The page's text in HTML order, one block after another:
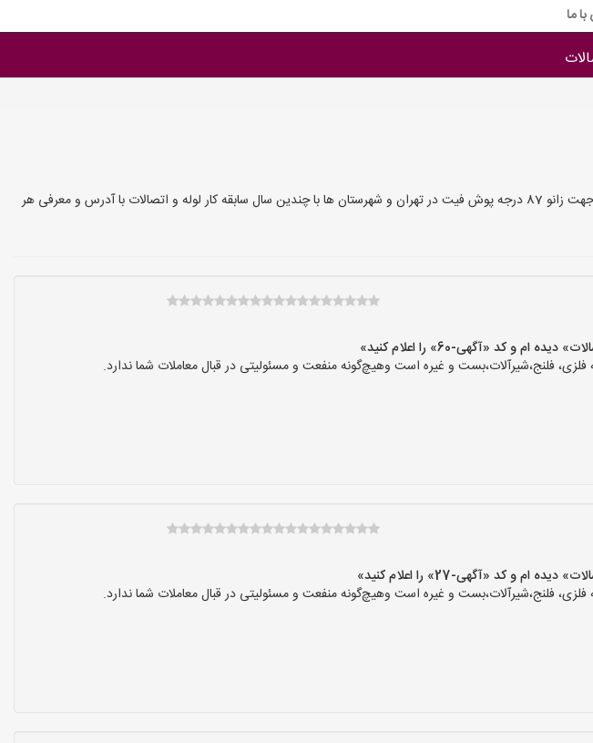
ما
زانو 87 درجه پوش فیت شماره تلفن های فروشنده های لوله و اتصالات کارگاه های تولیدی لوله و اتصالات،عمده فروشی لوله جهت زانو 87 درجه پوش فیت در تهران و شهرستان ها با چندین سال سابقه کار لوله و اتصالات با آدرس و معرفی هر
کد «آگهی-60» را اعلام کنید»
فلنج،شیرآلات،بست و غیره است وهیچ‌گونه منفعت و مسئولیتی در قبال معاملات شما ندارد.
کد «آگهی-27» را اعلام کنید»
فلنج،شیرآلات،بست و غیره است وهیچ‌گونه منفعت و مسئولیتی در قبال معاملات شما ندارد.